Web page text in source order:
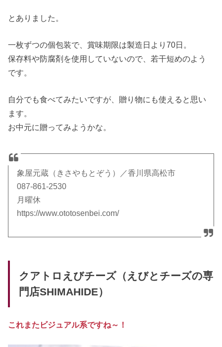
とありました。
一枚ずつの個包装で、賞味期限は製造日より70日。
保存料や防腐剤を使用していないので、若干短めのよう
です。
自分でも食べてみたいですが、贈り物にも使えると思い
ます。
お中元に贈ってみようかな。
象屋元蔵（きさやもとぞう）／香川県高松市
087-861-2530
月曜休
https://www.ototosenbei.com/
クアトロえびチーズ（えびとチーズの専
門店SHIMAHIDE）
これまたビジュアル系ですね～！